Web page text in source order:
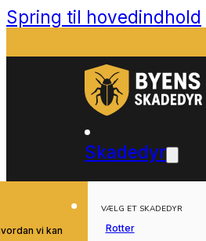
Spring til hovedindhold
Skadedyr
vi kan
VÆLG ET SKADEDYR
Rotter